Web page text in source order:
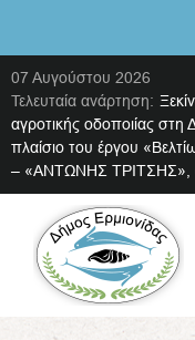
07 Αυγούστου 2026
Τελευταία ανάρτηση:
αγροτικής οδοποιίας στη
πλαίσιο του έργου
– «ΑΝΤΩΝΗΣ ΤΡΙΤΣΗΣ»,